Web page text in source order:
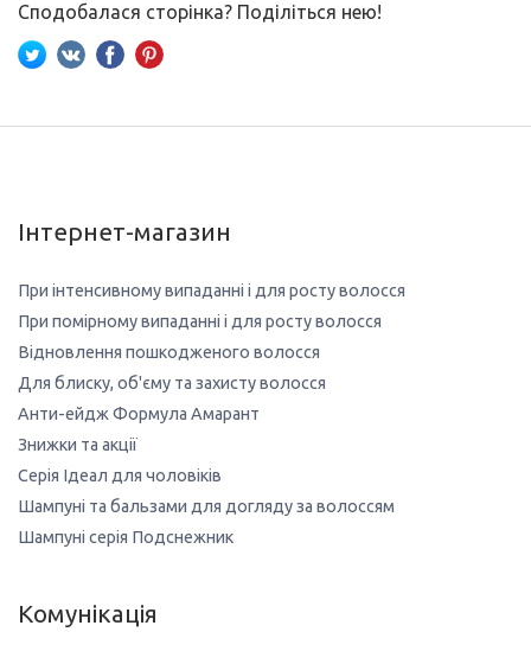
Сподобалася сторінка? Поділіться нею!
Інтернет-магазин
При інтенсивному випаданні і для росту волосся
При помірному випаданні і для росту волосся
Відновлення пошкодженого волосся
Для блиску, об'єму та захисту волосся
Анти-ейдж Формула Амарант
Знижки та акції
Серія Ідеал для чоловіків
Шампуні та бальзами для догляду за волоссям
Шампуні серія Подснежник
Комунікація